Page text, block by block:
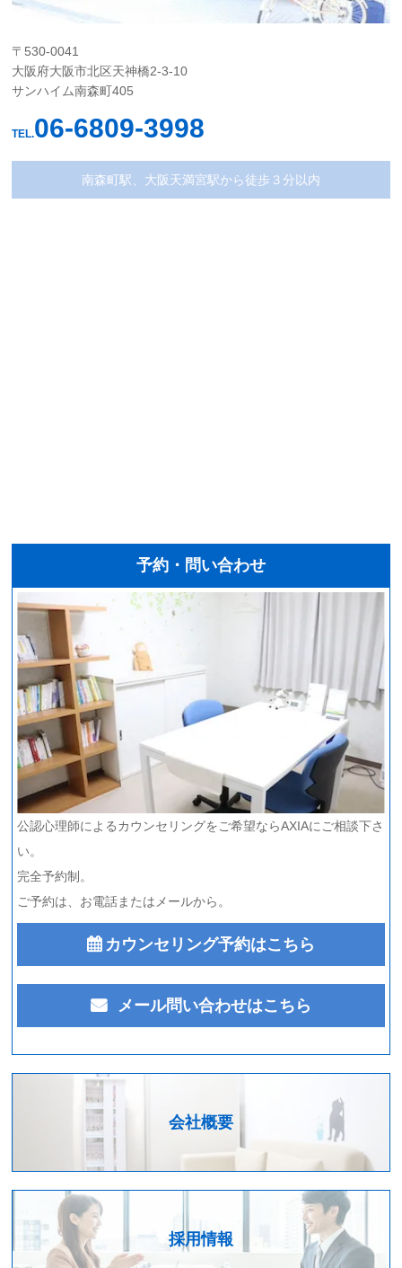
〒530-0041
大阪府大阪市北区天神橋2-3-10
サンハイム南森町405
TEL.06-6809-3998
南森町駅、大阪天満宮駅から徒歩３分以内
予約・問い合わせ
公認心理師によるカウンセリングをご希望ならAXIAにご相談下さ
い。
完全予約制。
ご予約は、お電話またはメールから。
カウンセリング予約はこちら
メール問い合わせはこちら
会社概要
採用情報